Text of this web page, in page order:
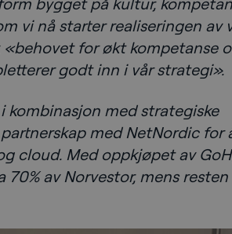
vi nå starter realiseringen av
«behovet for økt kompetanse
godt inn i vår strategi».
kombinasjon med strategiske
med NetNordic for
cloud. Med oppkjøpet av
av Norvestor, mens resten